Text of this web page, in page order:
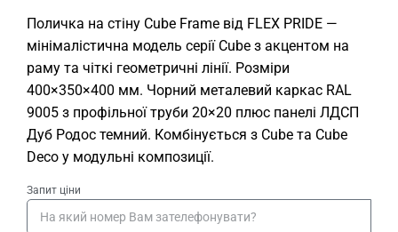
Поличка на стіну Сube Frame від FLEX PRIDE —
мінімалістична модель серії Сube з акцентом на
раму та чіткі геометричні лінії. Розміри
400×350×400 мм. Чорний металевий каркас RAL
9005 з профільної труби 20×20 плюс панелі ЛДСП
Дуб Родос темний. Комбінується з Сube та Сube
Deco у модульні композиції.
Запит ціни